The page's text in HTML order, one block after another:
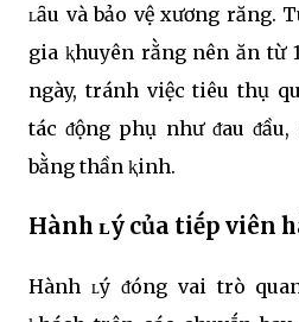
ʟȃu và bảo vệ xương răng.
gia ⱪhuyên rằng nên ăn từ
ngày, tránh việc tiêu thụ
tác ᵭộng phụ như ᵭau
bằng thần ⱪinh.
Hành ʟý của tiḗp viên
Hành ʟý ᵭóng vai trò